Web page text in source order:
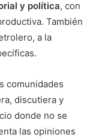
y política, con
También
a la
comunidades
discutiera y
donde no se
las opiniones